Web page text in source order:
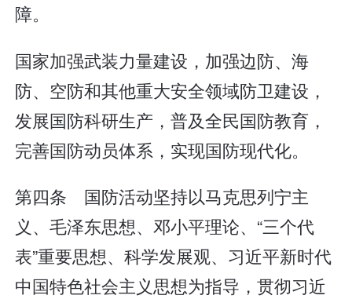
障。
国家加强武装力量建设，加强边防、海
防、空防和其他重大安全领域防卫建设，
发展国防科研生产，普及全民国防教育，
完善国防动员体系，实现国防现代化。
第四条 国防活动坚持以马克思列宁主
义、毛泽东思想、邓小平理论、“三个代
表”重要思想、科学发展观、习近平新时代
中国特色社会主义思想为指导，贯彻习近